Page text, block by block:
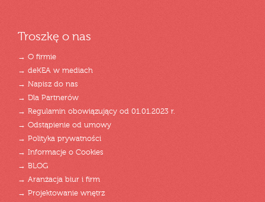
Troszkę o nas
→ O firmie
→ deKEA w mediach
→ Napisz do nas
→ Dla Partnerów
→ Regulamin obowiązujący od 01.01.2023 r.
→ Odstąpienie od umowy
→ Polityka prywatności
→ Informacje o Cookies
→ BLOG
→ Aranżacja biur i firm
→ Projektowanie wnętrz